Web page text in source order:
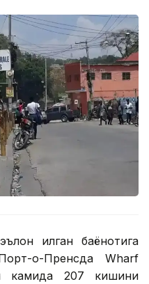
қилган баёнотига
о-Пренсда Wharf
камида 207 кишини